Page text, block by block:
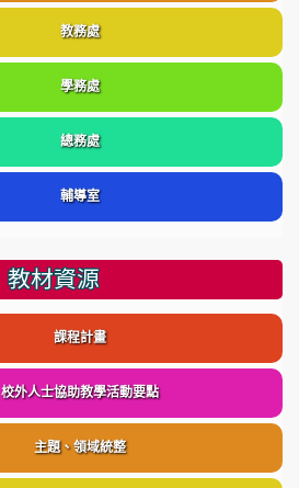
教務處
學務處
總務處
輔導室
教材資源
課程計畫
校外人士協助教學活動要點
主題、領域統整